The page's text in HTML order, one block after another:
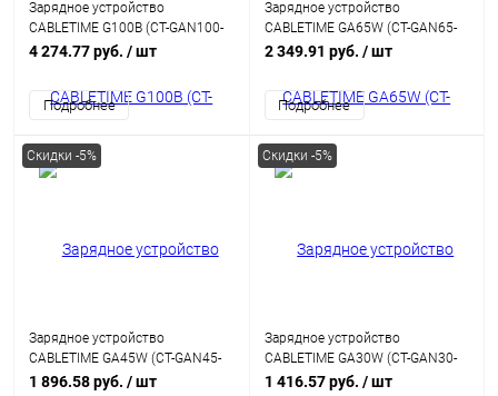
Зарядное устройство
CABLETIME G100B (CT-GAN100-
PB) GaN PD3.0 3C1A 100 Вт,
4 274.77 руб. / шт
Подробнее
Зарядное устройство
CABLETIME GA65W (CT-GAN65-
PW) GaN PD3.0 2C1A 65 Вт,
2 349.91 руб. / шт
Подробнее
Скидки -5%
Зарядное устройство
CABLETIME GA45W (CT-GAN45-
PW) GaN PD3.0 45 Вт A+C, белый
1 896.58 руб. / шт
Скидки -5%
Зарядное устройство
CABLETIME GA30W (CT-GAN30-
PW) GaN PD3.0 30 Вт, белый
1 416.57 руб. / шт